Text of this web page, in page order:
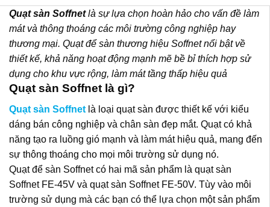
Quạt sàn Soffnetlà sự lựa chọn hoàn hảo cho vấn đề làm
mát và thông thoáng các môi trường công nghiệp hay
thương mại. Quạt để sàn thương hiệu Soffnet nổi bật về
thiết kế, khả năng hoạt động mạnh mẽ bề bỉ thích hợp sử
dụng cho khu vực rộng, làm mát tầng thấp hiệu quả
Quạt sàn Soffnet là gì?
Quạt sàn Soffnet là loại quạt sàn được thiết kế với kiểu
dáng bán công nghiệp và chân sàn đẹp mắt. Quạt có khả
năng tạo ra luồng gió mạnh và làm mát hiệu quả, mang đến
sự thông thoáng cho mọi môi trường sử dụng nó.
Quạt để sàn Soffnet có hai mã sản phẩm là quạt sàn
Soffnet FE-45V và quạt sàn Soffnet FE-50V. Tùy vào môi
trường sử dụng mà các bạn có thể lựa chọn một sản phẩm